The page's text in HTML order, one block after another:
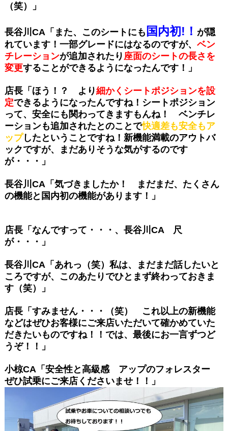
（笑）」
長谷川CA「また、このシートにも 国内初!！ が隠
れています！ 一部グレードにはなるのですが、 ベン
チレーションが追加されたり 座面のシートの長さを
変更することができるようになったんです！」
店長「ほう！？ より細かくシートポジションを設
定できるようになったんですね！ シートポジション
って、安全にも関わってきますもんね！ ベンチレ
ーションも追加されたとのことで快適差も安全もア
ップしたということですね！ 新機能満載のアウトバ
ックですが、
まだありそうな気がするのです
が・・・」
長谷川CA「気づきましたか！ まだまだ、たくさん
の機能と国内初の機能があります！」
店長「なんですって・・・、長谷川CA 尺
が・・・」
長谷川CA「あれっ（笑）私は、まだまだ話したいと
ころですが、
このあたりでひとまず終わっておきま
す（笑）」
店長「すみません・・・（笑） これ以上の新機能
などはぜひお客様にご来店いただいて確かめていた
だきたいものですね！！ では、最後にお一言ずつど
うぞ！！」
小椋CA「安全性と高級感 アップのフォレスター
ぜひ試乗にご来店くださいませ！！」